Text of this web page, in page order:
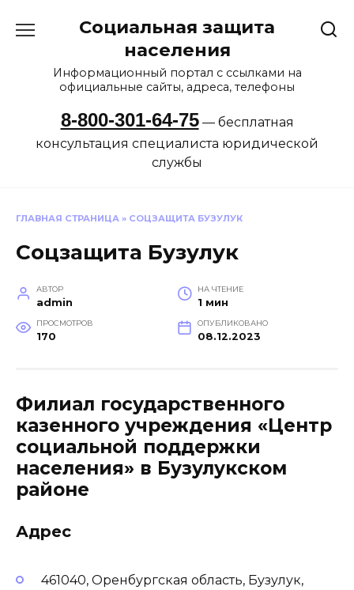
Социальная защита
населения
Информационный портал с ссылками на
официальные сайты, адреса, телефоны
8-800-301-64-75— бесплатная
консультация специалиста юридической
службы
ГЛАВНАЯ СТРАНИЦА » СОЦЗАЩИТА БУЗУЛУК
Соцзащита Бузулук
АВТОР
admin
НА ЧТЕНИЕ
1 мин
ПРОСМОТРОВ
170
ОПУБЛИКОВАНО
08.12.2023
Филиал государственного
казенного учреждения «Центр
социальной поддержки
населения» в Бузулукском
районе
Адрес
461040, Оренбургская область, Бузулук,